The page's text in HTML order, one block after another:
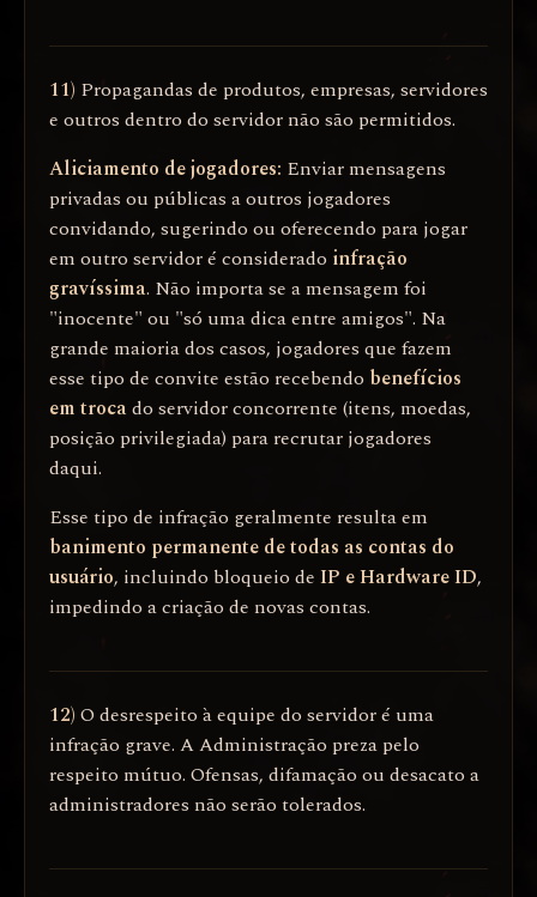
11) Propagandas de produtos, empresas, servidores
e outros dentro do servidor não são permitidos.
Aliciamento de jogadores: Enviar mensagens
privadas ou públicas a outros jogadores
convidando, sugerindo ou oferecendo para jogar
em outro servidor é considerado infração
gravíssima. Não importa se a mensagem foi
"inocente" ou "só uma dica entre amigos". Na
grande maioria dos casos, jogadores que fazem
esse tipo de convite estão recebendo benefícios
em trocado servidor concorrente (itens, moedas,
posição privilegiada) para recrutar jogadores
daqui.
Esse tipo de infração geralmente resulta em
banimento permanente de todas as contas do
usuário, incluindo bloqueio de IP e Hardware ID,
impedindo a criação de novas contas.
12) O desrespeito à equipe do servidor é uma
infração grave. A Administração preza pelo
respeito mútuo. Ofensas, difamação ou desacato a
administradores não serão tolerados.